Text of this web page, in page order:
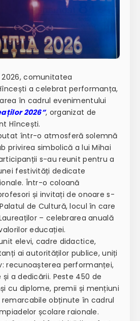
comunitatea
a celebrat performanța,
în cadrul evenimentului
2026”, organizat de
Hîncești.
într-o atmosferă solemnă
privirea simbolică a lui Mihai
s-au reunit pentru a
festivități dedicate
Într-o coloană
și invitați de onoare s-
de Cultură, locul în care
– celebrarea anuală
educației.
elevi, cadre didactice,
ai autorităților publice, uniți
recunoașterea performanței,
a dedicării. Peste 450 de
cu diplome, premii și mențiuni
obținute în cadrul
școlare raionale.